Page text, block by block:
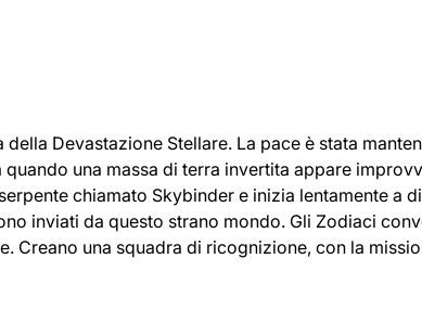
Devastazione Stellare. La pace è stata
una massa di terra invertita appare
chiamato Skybinder e inizia lentamente a
inviati da questo strano mondo. Gli Zodiaci
una squadra di ricognizione, con la